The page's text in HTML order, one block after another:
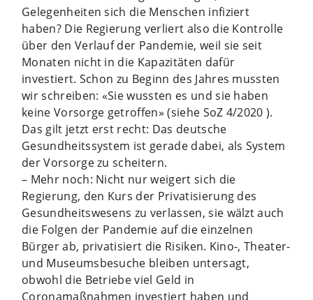
Gelegenheiten sich die Menschen infiziert
haben? Die Regierung verliert also die Kontrolle
über den Verlauf der Pandemie, weil sie seit
Monaten nicht in die Kapazitäten dafür
investiert. Schon zu Beginn des Jahres mussten
wir schreiben: «Sie wussten es und sie haben
keine Vorsorge getroffen» (siehe SoZ 4/2020 ).
Das gilt jetzt erst recht: Das deutsche
Gesundheitssystem ist gerade dabei, als System
der Vorsorge zu scheitern.
– Mehr noch: Nicht nur weigert sich die
Regierung, den Kurs der Privatisierung des
Gesundheitswesens zu verlassen, sie wälzt auch
die Folgen der Pandemie auf die einzelnen
Bürger ab, privatisiert die Risiken. Kino-, Theater-
und Museumsbesuche bleiben untersagt,
obwohl die Betriebe viel Geld in
Coronamaßnahmen investiert haben und